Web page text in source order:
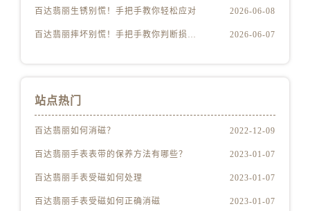
百达翡丽生锈别慌！手把手教你轻松应对 2026-06-08
百达翡丽摔坏别慌！手把手教你判断损伤程度 2026-06-07
站点热门
百达翡丽如何消磁？ 2022-12-09
百达翡丽手表表带的保养方法有哪些？ 2023-01-07
百达翡丽手表受磁如何处理 2023-01-07
百达翡丽手表受磁如何正确消磁 2023-01-07